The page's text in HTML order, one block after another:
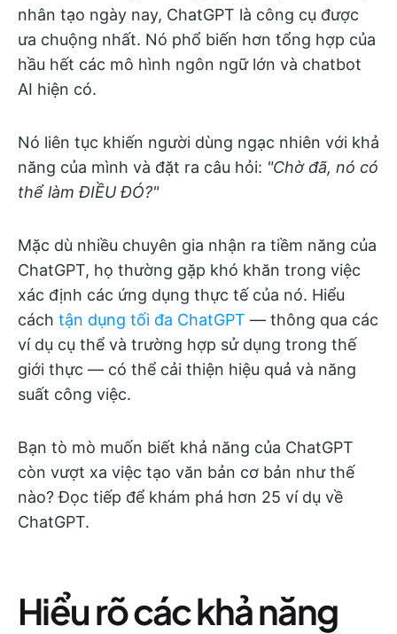
nhân tạo ngày nay, ChatGPT là công cụ được
ưa chuộng nhất. Nó phổ biến hơn tổng hợp của
hầu hết các mô hình ngôn ngữ lớn và chatbot
AI hiện có.
Nó liên tục khiến người dùng ngạc nhiên với khả
năng của mình và đặt ra câu hỏi: "Chờ đã, nó có
thể làm ĐIỀU ĐÓ?"
Mặc dù nhiều chuyên gia nhận ra tiềm năng của
ChatGPT, họ thường gặp khó khăn trong việc
xác định các ứng dụng thực tế của nó. Hiểu
cách tận dụng tối đa ChatGPT — thông qua các
ví dụ cụ thể và trường hợp sử dụng trong thế
giới thực — có thể cải thiện hiệu quả và năng
suất công việc.
Bạn tò mò muốn biết khả năng của ChatGPT
còn vượt xa việc tạo văn bản cơ bản như thế
nào? Đọc tiếp để khám phá hơn 25 ví dụ về
ChatGPT.
Hiểu rõ các khả năng